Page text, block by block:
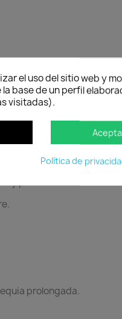
formas.
olor suave, muy
de hasta 30 mm,
y poco vistosas.
prolongada.
el uso del sitio web y
base de un perfil
visitadas).
Política de